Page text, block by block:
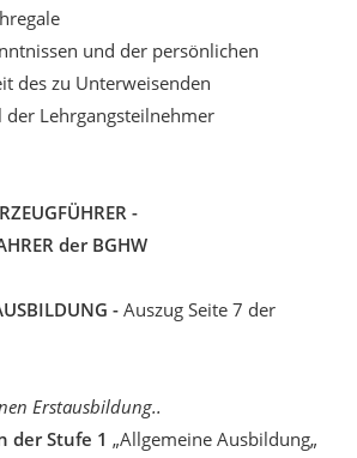
und der persönlichen
des zu Unterweisenden
der Lehrgangsteilnehmer
-
der BGHW
- Auszug Seite 7 der
Erstausbildung..
der Stufe 1 „Allgemeine Ausbildung„